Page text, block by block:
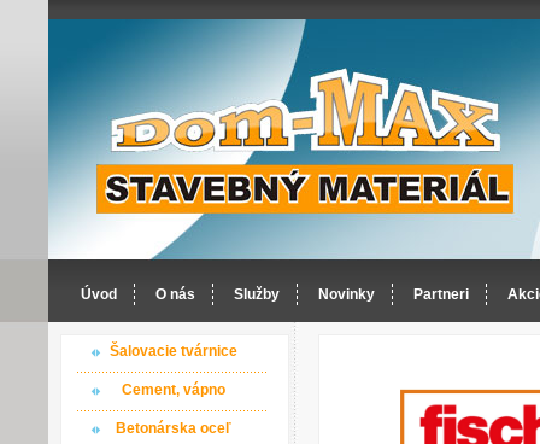
Úvod O nás Služby Novinky Partneri
Šalovacie tvárnice
Cement, vápno
Betonárska oceľ